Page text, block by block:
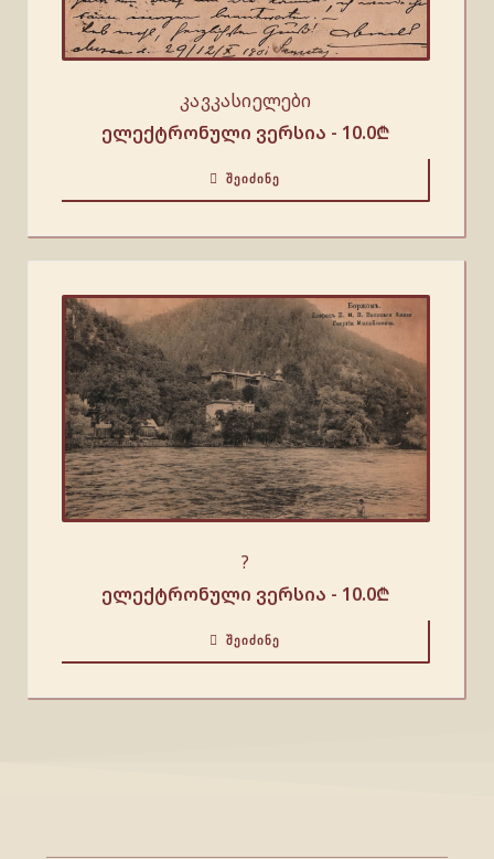
კავკასიელები
ელექტრონული ვერსია - 10.0₾
ᲨᲔᲘᲫᲘᲜᲔ
?
ელექტრონული ვერსია - 10.0₾
ᲨᲔᲘᲫᲘᲜᲔ